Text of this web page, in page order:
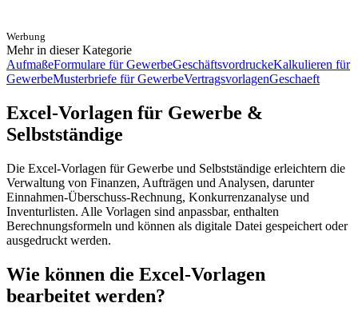
Werbung
Mehr in dieser Kategorie
AufmaßeFormulare für GewerbeGeschäftsvordruckeKalkulieren für
GewerbeMusterbriefe für GewerbeVertragsvorlagenGeschaeft
Excel-Vorlagen für Gewerbe &
Selbstständige
Die Excel-Vorlagen für Gewerbe und Selbstständige erleichtern die
Verwaltung von Finanzen, Aufträgen und Analysen, darunter
Einnahmen-Überschuss-Rechnung, Konkurrenzanalyse und
Inventurlisten. Alle Vorlagen sind anpassbar, enthalten
Berechnungsformeln und können als digitale Datei gespeichert oder
ausgedruckt werden.
Wie können die Excel-Vorlagen
bearbeitet werden?